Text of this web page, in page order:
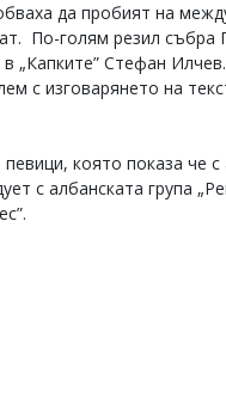
да пробият на
По-голям резил
„Капките” Стефан
с изговарянето на
която показа че
с албанската група